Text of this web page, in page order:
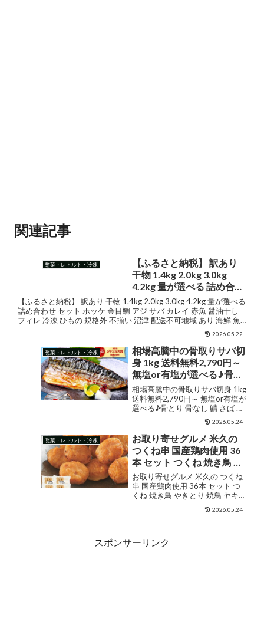
関連記事
惣菜・レトルト・冷凍
【ふるさと納税】 訳あり
干物 1.4kg 2.0kg 3.0kg
4.2kg 量が選べる 詰め合わ
せ セット ホッケ 金目鯛 ア
ジ サバ カレイ 赤魚 醤油干
し フィレ 冷凍 ひもの 規格
外 不揃い 沼津 配送不可地
域 あり 海鮮 魚 人気 ランキ
ング 冷凍
【ふるさと納税】 訳あり 干物 1.4kg 2.0kg 3.0kg 4.2kg 量が選べる
詰め合わせ セット ホッケ 金目鯛 アジ サバ カレイ 赤魚 醤油干し
フィレ 冷凍 ひもの 規格外 不揃い 沼津 配送不可地域 あり 海鮮 魚
2026.05.22
惣菜・レトルト・冷凍
相場高騰中の骨取りサバ切
身 1kg 送料無料2,790円～
無塩or有塩が選べる♪骨と
り 骨なし 鯖 さば 冷凍食品
父の日 ギフト プレゼント
【P】
相場高騰中の骨取りサバ切身 1kg
送料無料2,790円～ 無塩or有塩が
選べる♪骨とり 骨なし 鯖 さば 冷
凍食品 父の日 ギフト プレゼント
【P】 販売価格¥2,790ショップ
名越前かに職人甲羅組
(DENSHOKU)ジャンルサバ購入
す...
2026.05.24
惣菜・レトルト・冷凍
お取り寄せグルメ 米久の
つくね串 国産鶏肉使用 36
本 セット つくね 焼き鳥 や
きとり 焼鳥 ヤキトリ 串焼
き ディナー オードブル 予
約 食べ物 実用的 人気 おか
ず おつまみ お取り寄せ グ
供 酒の肴 おうち居酒屋
お取り寄せグルメ 米久の つくね
串 国産鶏肉使用 36本 セット つ
くね 焼き鳥 やきとり 焼鳥 ヤキト
リ 串焼き ディナー オードブル 予
約 食べ物 実用的 人気 おかず お
2026.05.24
スポンサーリンク